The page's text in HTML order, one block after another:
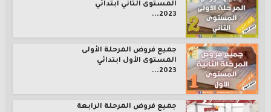
المستوى الثاني ابتدائي
2023...
جميع فروض المرحلة الأولى
المستوى الأول ابتدائي
2023...
جميع فروض المرحلة الرابعة